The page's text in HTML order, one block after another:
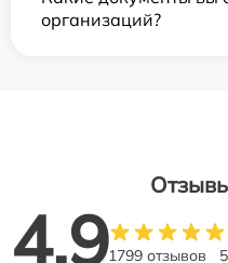
организаций?
4.91799 отзывов